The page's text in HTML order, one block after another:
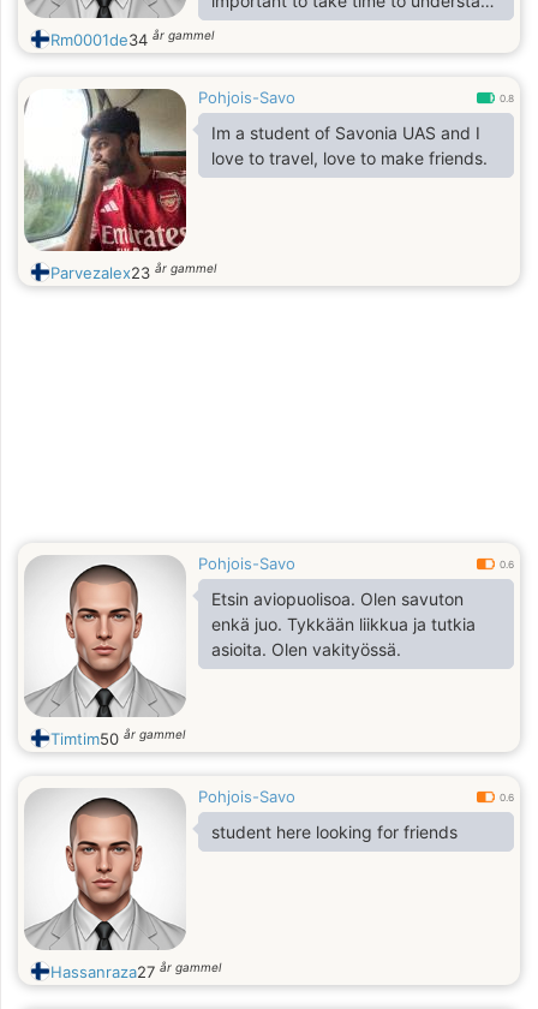
each other before committing to a
relationship. For me, the best things
Rm0001de34 år gammel
Pohjois-Savo 0.8
Im a student of Savonia UAS and I
love to travel, love to make friends.
Parvezalex23 år gammel
Pohjois-Savo 0.6
Etsin aviopuolisoa. Olen savuton
enkä juo. Tykkään liikkua ja tutkia
asioita. Olen vakityössä.
Timtim50 år gammel
Pohjois-Savo 0.6
student here looking for friends
Hassanraza27 år gammel